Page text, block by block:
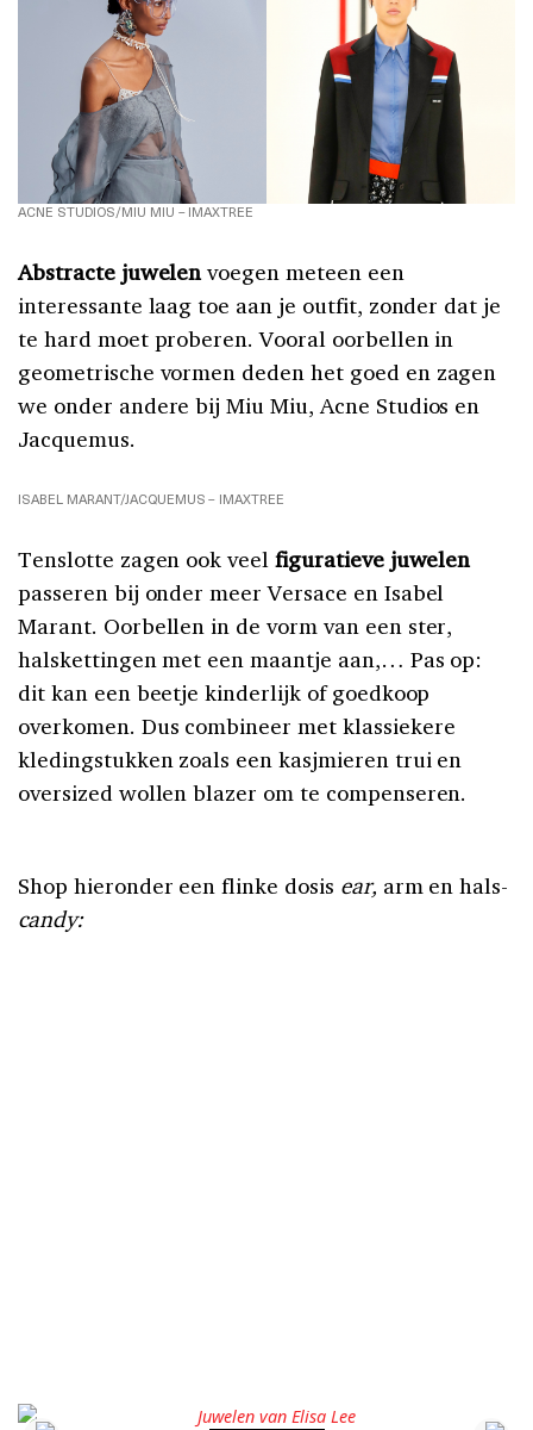
ACNE STUDIOS/MIU MIU – IMAXTREE
Abstracte juwelenvoegen meteen een
interessante laag toe aan je outfit, zonder dat je
te hard moet proberen. Vooral oorbellen in
geometrische vormen deden het goed en zagen
we onder andere bij Miu Miu, Acne Studios en
Jacquemus.
ISABEL MARANT/JACQUEMUS – IMAXTREE
Tenslotte zagen ook veelfiguratieve juwelen
passeren bij onder meer Versace en Isabel
Marant. Oorbellen in de vorm van een ster,
halskettingen met een maantje aan,… Pas op:
dit kan een beetje kinderlijk of goedkoop
overkomen. Dus combineer met klassiekere
kledingstukken zoals een kasjmieren trui en
oversized wollen blazer om te compenseren.
Shop hieronder een flinke dosis ear, arm en hals-
candy: